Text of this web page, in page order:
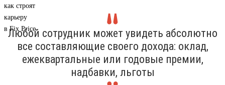
Любой сотрудник может увидеть абсолютно
все составляющие своего дохода: оклад,
ежеквартальные или годовые премии,
надбавки, льготы